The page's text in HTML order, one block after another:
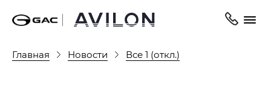
Главная Новости Все 1 (откл.)